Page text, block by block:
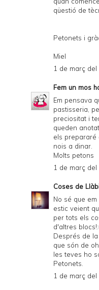
qüestió de
Petonets i
Miel
1 de març
Fem un mos
Em pensava
pastisseria,
preciositat i
queden
els prepararé
nois a dinar.
Molts petons
1 de març
Coses de
No sé que
estic veient
per tots els
d'altres
Després de
que són de
les teves ho
Petonets.
1 de març